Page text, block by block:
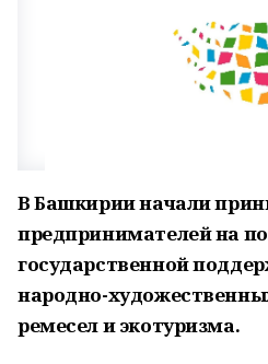
В Башкирии начали
предпринимателей на
государственной
народно-
ремесел и экотуризма.